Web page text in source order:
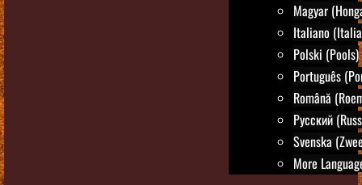
Magyar
Italiano
Polski (Pools)
Português
Română
Русский
Svenska
More